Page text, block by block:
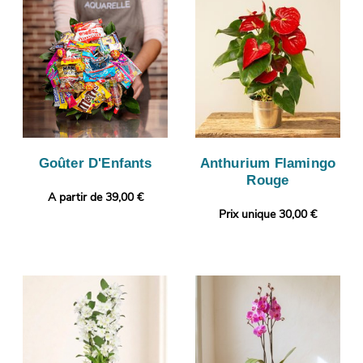
Goûter D'Enfants
A partir de 39,00 €
Anthurium Flamingo
Rouge
Prix unique 30,00 €